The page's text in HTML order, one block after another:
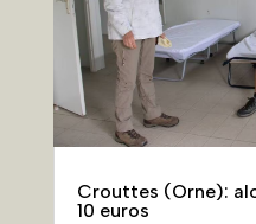
Crouttes (Orne):
10 euros